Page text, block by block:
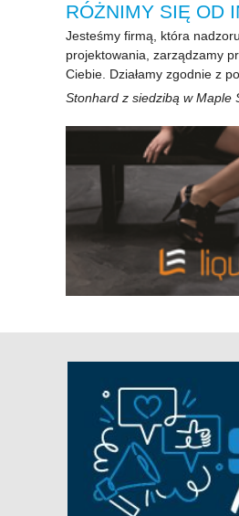
RÓŻNIMY SIĘ OD
Jesteśmy firmą, która
projektowania, zarządzamy
Ciebie. Działamy zgodnie z
Stonhard z siedzibą w Maple